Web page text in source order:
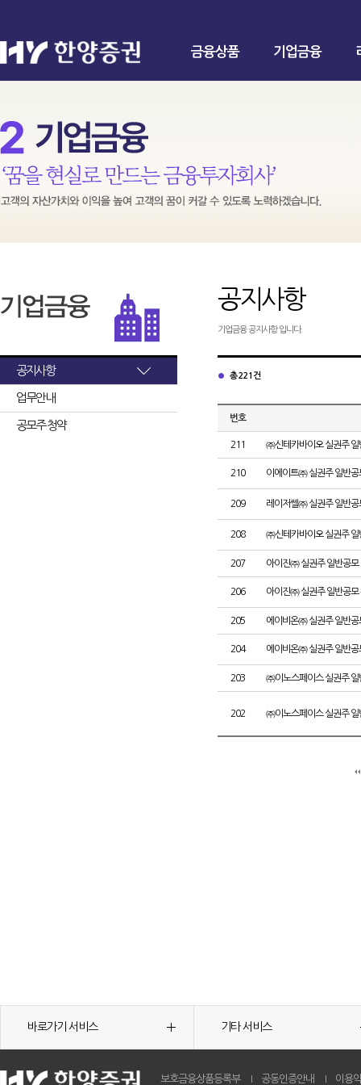
금융상품 기업금융
공지사항
업무안내
공모주 청약
공지사항
기업금융 공지사항 입니다.
총 221건
번호
211 ㈜신테카바이오 실권주 일
210 이에이트㈜ 실권주 일반공
209 레이저쎌㈜ 실권주 일반공
208 ㈜신테카바이오 실권주 일
207 아이진㈜ 실권주 일반공모
206 아이진㈜ 실권주 일반공모
205 에이비온㈜ 실권주 일반공
204 에이비온㈜ 실권주 일반공
203 ㈜이노스페이스 실권주 일
202 ㈜이노스페이스 실권주 일
바로가기 서비스 기타 서비스
보호금융상품등록부 공동인증안내 이용